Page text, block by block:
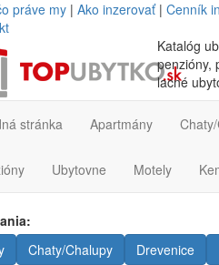
práve my | Ako inzerovať| Cenník
Katalóg
penzióny,
lacné
stránka Apartmány
Ubytovne Motely
Chaty/Chalupy Drevenice